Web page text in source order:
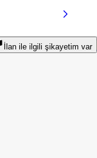
İlan ile ilgili şikayetim var